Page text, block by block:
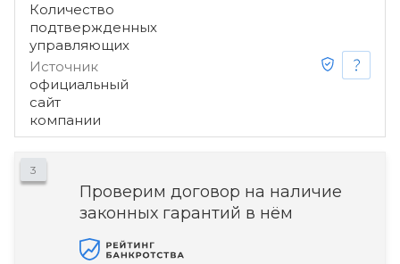
Количество
подтвержденных
управляющих
Источник
официальный
сайт
компании
3
Проверим договор на наличие
законных гарантий в нём